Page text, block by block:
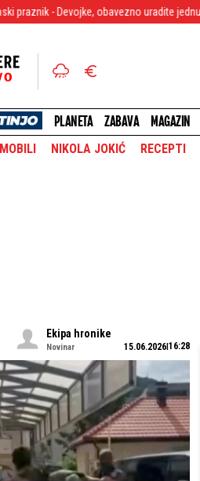
obavezno uradite jednu stvar u kući
PLANETA ZABAVA MAGAZIN
NIKOLA JOKIĆ RECEPTI
Ekipa hronike
Novinar 15.06.2026 16:28